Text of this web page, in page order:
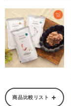
商品比較リスト